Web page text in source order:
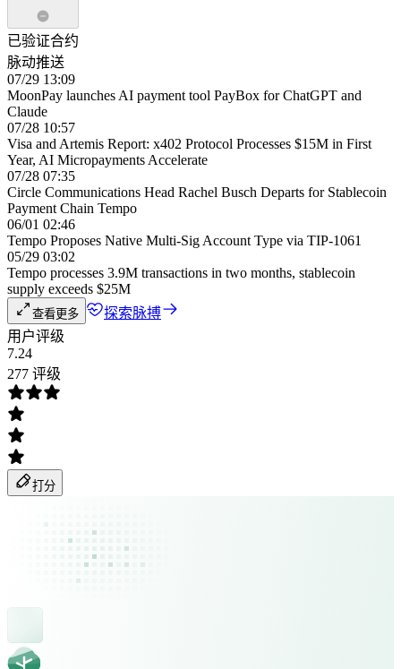
已验证合约
脉动推送
07/29 13:09
MoonPay launches AI payment tool PayBox for ChatGPT and
Claude
07/28 10:57
Visa and Artemis Report: x402 Protocol Processes $15M in First
Year, AI Micropayments Accelerate
07/28 07:35
Circle Communications Head Rachel Busch Departs for Stablecoin
Payment Chain Tempo
06/01 02:46
Tempo Proposes Native Multi-Sig Account Type via TIP-1061
05/29 03:02
Tempo processes 3.9M transactions in two months, stablecoin
supply exceeds $25M
查看更多
探索脉搏
用户评级
7.24
277 评级
打分